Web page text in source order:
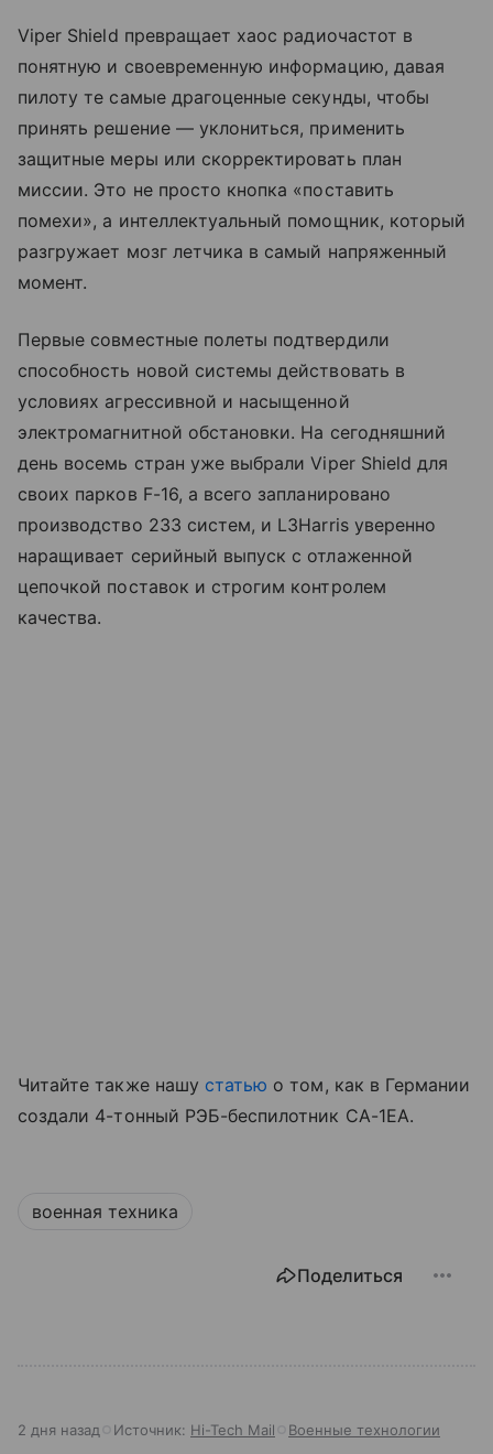
Viper Shield превращает хаос радиочастот в
понятную и своевременную информацию, давая
пилоту те самые драгоценные секунды, чтобы
принять решение — уклониться, применить
защитные меры или скорректировать план
миссии. Это не просто кнопка «поставить
помехи», а интеллектуальный помощник, который
разгружает мозг летчика в самый напряженный
момент.
Первые совместные полеты подтвердили
способность новой системы действовать в
условиях агрессивной и насыщенной
электромагнитной обстановки. На сегодняшний
день восемь стран уже выбрали Viper Shield для
своих парков F-16, а всего запланировано
производство 233 систем, и L3Harris уверенно
наращивает серийный выпуск с отлаженной
цепочкой поставок и строгим контролем
качества.
Читайте также нашу статью о том, как в Германии
создали 4-тонный РЭБ-беспилотник CA-1EA.
военная техника
Поделиться
2 дня назад Источник: Hi-Tech Mail Военные технологии